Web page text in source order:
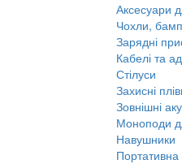
Аксесуари
Чохли,
Зарядні
Кабелі та
Стілуси
Захисні
Зовнішні
Моноподи
Навушники
Портативна